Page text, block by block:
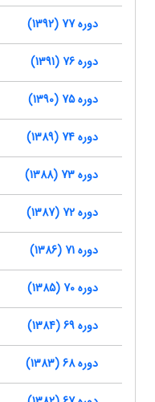
دوره 77 (1392)
دوره 76 (1391)
دوره 75 (1390)
دوره 74 (1389)
دوره 73 (1388)
دوره 72 (1387)
دوره 71 (1386)
دوره 70 (1385)
دوره 69 (1384)
دوره 68 (1383)